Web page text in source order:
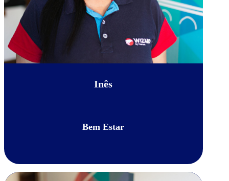
Inês
Bem Estar